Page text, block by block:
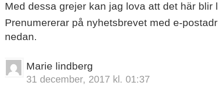
Med dessa grejer kan jag lova att det här blir
Prenumererar på nyhetsbrevet med e-
nedan.
Marie lindberg
31 december, 2017 kl. 01:37